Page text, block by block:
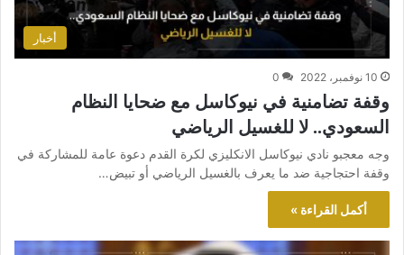
أخبار
10 نوفمبر، 2022 0
وقفة تضامنية في نيوكاسل مع ضحايا النظام
السعودي.. لا للغسيل الرياضي
وجه معجبو نادي نيوكاسل الانكليزي لكرة القدم دعوة عامة للمشاركة في
وقفة احتجاجية ضد ما يعرف بالغسيل الرياضي أو تبيض…
أكمل القراءة »